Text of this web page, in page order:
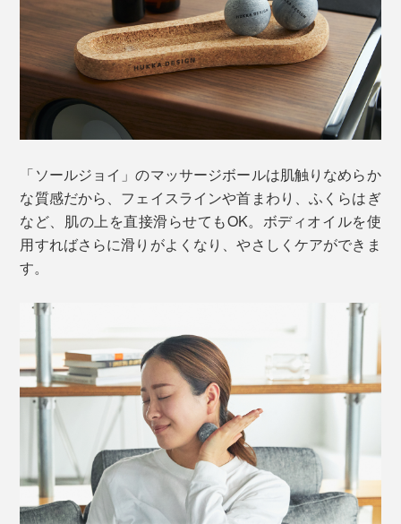
カレリアンソープストーンから削り出した「ソールジョ
イ」のマッサージボールは、その暖炉製造から出た余剰
のストーンでつくられており、今後100年以上採掘して
もなくならない天然素材。
足裏だけでなく、首・肩・胸・腰まわり、手のひらな
ど、あなたが気持ちいいと思うポイントに、温めたマッ
サージボールをコロコロと滑らせてみてください。
ッサージボールは、2個セット。ひとつはコルクベース
の上に置いて足裏を、もうひとつは首や肩などのセルフ
マッサージにどうぞ。
お腹まわりを温めたい時は、横になっておへそまわりを
グルグルと円を描きながら滑らせると、体の奥からホカ
ホカします。
オンライン会議中にコロコロ、お風呂上がりのスキンケ
ながらでもほぐせる気軽さだから、習慣にもしやすい。
「ソールジョイ」のマッサージボールは肌触りなめらか
な質感だから、フェイスラインや首まわり、ふくらはぎ
など、肌の上を直接滑らせてもOK。ボディオイルを使
用すればさらに滑りがよくなり、やさしくケアができま
す。